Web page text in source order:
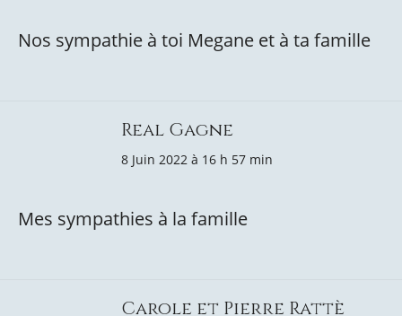
Nos sympathie à toi Megane et à ta famille
Real Gagne
8 Juin 2022 à 16 h 57 min
Mes sympathies à la famille
Carole et Pierre Rattè